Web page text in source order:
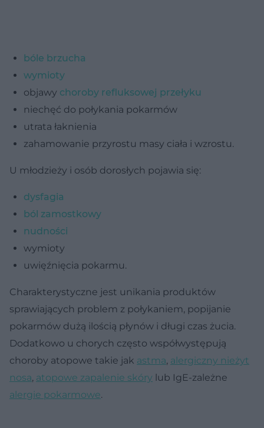
bóle brzucha
wymioty
objawy choroby refluksowej przełyku
niechęć do połykania pokarmów
utrata łaknienia
zahamowanie przyrostu masy ciała i wzrostu.
U młodzieży i osób dorosłych pojawia się:
dysfagia
ból zamostkowy
nudności
wymioty
uwięźnięcia pokarmu.
Charakterystyczne jest unikania produktów
sprawiających problem z połykaniem, popijanie
pokarmów dużą ilością płynów i długi czas żucia.
Dodatkowo u chorych często współwystępują
choroby atopowe takie jak astma, alergiczny nieżyt
nosa, atopowe zapalenie skóry lub IgE-zależne
alergie pokarmowe.